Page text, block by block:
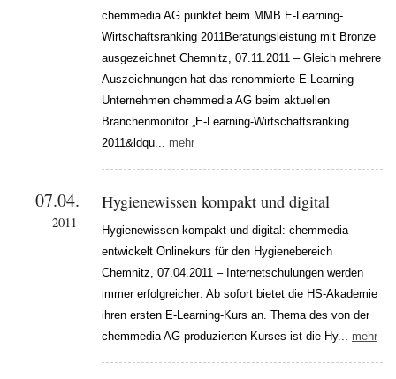
chemmedia AG punktet beim MMB E-Learning-
Wirtschaftsranking 2011Beratungsleistung mit Bronze
ausgezeichnet Chemnitz, 07.11.2011 – Gleich mehrere
Auszeichnungen hat das renommierte E-Learning-
Unternehmen chemmedia AG beim aktuellen
Branchenmonitor „E-Learning-Wirtschaftsranking
2011&ldqu... mehr
07.04.
2011
Hygienewissen kompakt und digital
Hygienewissen kompakt und digital: chemmedia
entwickelt Onlinekurs für den Hygienebereich
Chemnitz, 07.04.2011 – Internetschulungen werden
immer erfolgreicher: Ab sofort bietet die HS-Akademie
ihren ersten E-Learning-Kurs an. Thema des von der
chemmedia AG produzierten Kurses ist die Hy... mehr